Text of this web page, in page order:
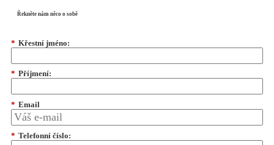
Řekněte nám něco o sobě
* Křestní jméno:
* Příjmení:
* Email
* Telefonní číslo: